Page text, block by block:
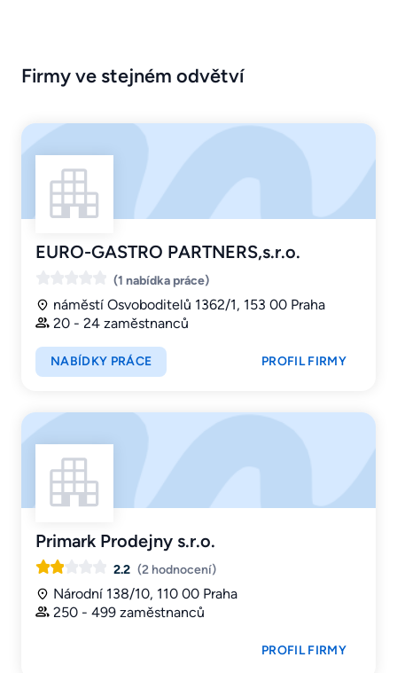
Firmy ve stejném odvětví
EURO-GASTRO PARTNERS,s.r.o.
(1 nabídka práce)
náměstí Osvoboditelů 1362/1, 153 00 Praha
20 - 24 zaměstnanců
NABÍDKY PRÁCE PROFIL FIRMY
Primark Prodejny s.r.o.
2.2 (2 hodnocení)
Národní 138/10, 110 00 Praha
250 - 499 zaměstnanců
PROFIL FIRMY